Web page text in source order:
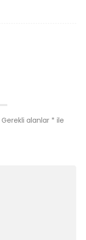
Gerekli alanlar * ile